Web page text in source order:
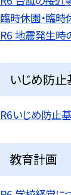
臨時休園・臨時
R6 地震発生時
いじめ防
R6いじめ防止
教育計画